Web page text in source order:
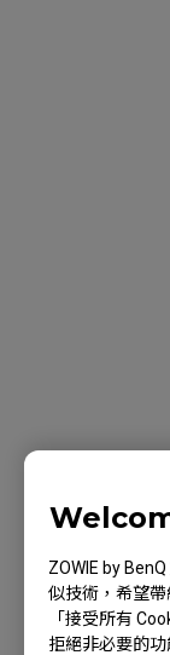
ZOWIE by
似技術，希望
「接受所有
拒絕非必要的
特別
產品頁